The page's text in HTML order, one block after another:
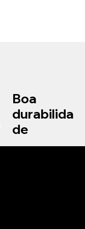
Boa
durabilida
de